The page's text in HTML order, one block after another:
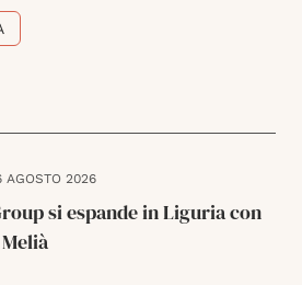
AGOSTO 2026
si espande in Liguria con